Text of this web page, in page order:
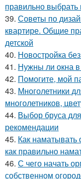
правильно
39. Советы по
квартире. Общие
детской
40. Новостройка
41. Нужны ли окна
42. Помогите, мой
43. Многолетники
многолетников,
44. Выбор бруса
рекомендации
45. Как
как правильно
46. С чего начать
собственном